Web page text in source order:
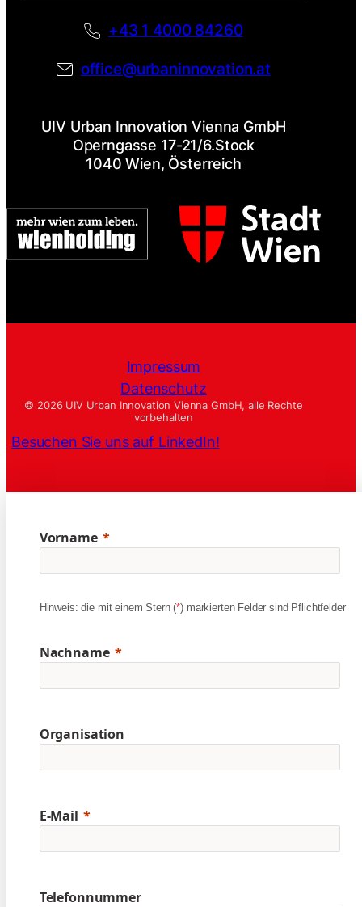
+43 1 4000 84260
office@urbaninnovation.at
UIV Urban Innovation Vienna GmbH
Operngasse 17-21/6.Stock
1040 Wien, Österreich
Impressum
Datenschutz
© 2026 UIV Urban Innovation Vienna GmbH, alle Rechte
vorbehalten
Besuchen Sie uns auf LinkedIn!
Vorname
Hinweis: die mit einem Stern (*) markierten Felder sind Pflichtfelder
Nachname
Organisation
E-Mail
Telefonnummer